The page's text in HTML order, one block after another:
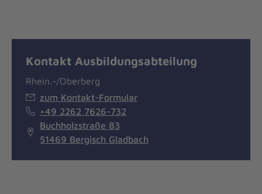
Kontakt Ausbildungsabteilung
Rhein.-/Oberberg
zum Kontakt-Formular
+49 2262 7626-732
Buchholzstraße 83
51469 Bergisch Gladbach